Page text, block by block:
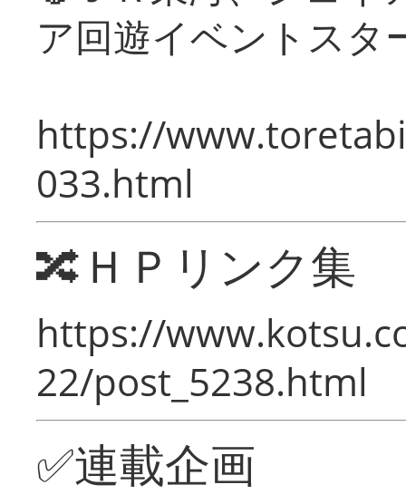
ア回遊イベントスタ
https://
033.html
🔀ＨＰリンク集
https://
22/post_5238.html
✅連載企画